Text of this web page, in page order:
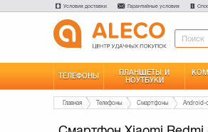
Условия доставки Гарантийные условия
ТЕЛЕФОНЫ
ПЛАНШЕТЫ И
НОУТБУКИ
Главная Телефоны Смартфоны Android-